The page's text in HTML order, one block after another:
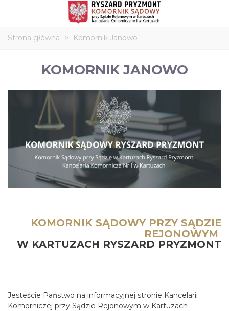
Strona główna > Komornik Janowo
KOMORNIK JANOWO
KOMORNIK SĄDOWY PRZY SĄDZIE
REJONOWYM
W KARTUZACH RYSZARD PRYZMONT
Jesteście Państwo na informacyjnej stronie Kancelarii
Komorniczej przy Sądzie Rejonowym w Kartuzach –